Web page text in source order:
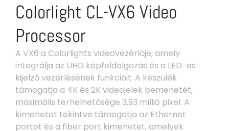
Colorlight CL-VX6 Video
Processor
A VX6 a Colorlights videovezérlője, amely
integrálja az UHD képfeldolgozás és a LED-es
kijelző vezérlésének funkcióit. A készülék
támogatja a 4K és 2K videojelek bemenetét,
maximális terhelhetősége 3,93 millió pixel. A
kimenetet tekintve támogatja az Ethernet
portot és a fiber port kimenetet, amelyek